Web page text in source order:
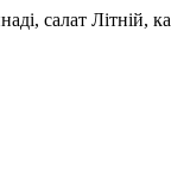
салат Літній,